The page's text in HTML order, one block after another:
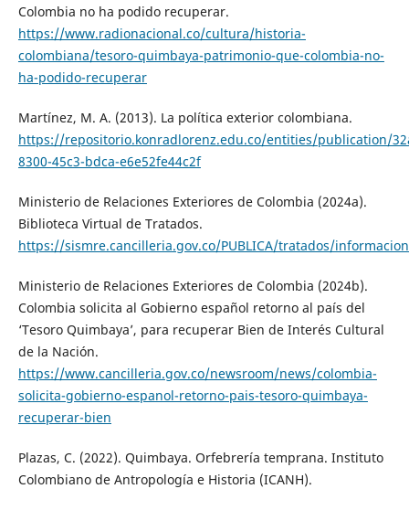
Colombia no ha podido recuperar.
https://www.radionacional.co/cultura/historia-
colombiana/tesoro-quimbaya-patrimonio-que-colombia-no-
ha-podido-recuperar
Martínez, M. A. (2013). La política exterior colombiana.
https://repositorio.konradlorenz.edu.co/entities/publication/
8300-45c3-bdca-e6e52fe44c2f
Ministerio de Relaciones Exteriores de Colombia (2024a).
Biblioteca Virtual de Tratados.
https://sismre.cancilleria.gov.co/PUBLICA/tratados/
Ministerio de Relaciones Exteriores de Colombia (2024b).
Colombia solicita al Gobierno español retorno al país del
‘Tesoro Quimbaya’, para recuperar Bien de Interés Cultural
de la Nación.
https://www.cancilleria.gov.co/newsroom/news/colombia-
solicita-gobierno-espanol-retorno-pais-tesoro-quimbaya-
recuperar-bien
Plazas, C. (2022). Quimbaya. Orfebrería temprana. Instituto
Colombiano de Antropología e Historia (ICANH).